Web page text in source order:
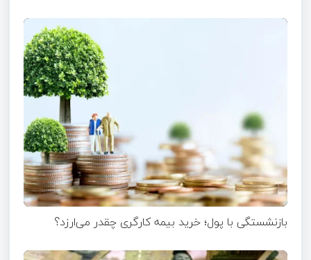
بازنشستگی با پول؛ خرید بیمه کارگری چقدر می‌ارزد؟